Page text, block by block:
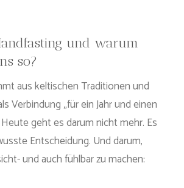
und warum
so?
aus keltischen Traditionen und
Verbindung „für ein Jahr und einen
geht es darum nicht mehr. Es
Entscheidung. Und darum,
und auch fühlbar zu machen: